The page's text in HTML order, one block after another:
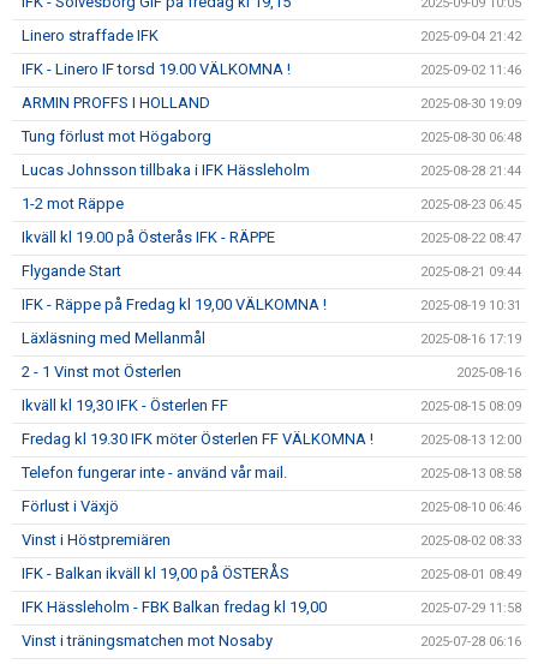
Linero straffade IFK 2025-09-04 21:42
IFK - Linero IF torsd 19.00 VÄLKOMNA ! 2025-09-02 11:46
ARMIN PROFFS I HOLLAND 2025-08-30 19:09
Tung förlust mot Högaborg 2025-08-30 06:48
Lucas Johnsson tillbaka i IFK Hässleholm 2025-08-28 21:44
1-2 mot Räppe 2025-08-23 06:45
Ikväll kl 19.00 på Österås IFK - RÄPPE 2025-08-22 08:47
Flygande Start 2025-08-21 09:44
IFK - Räppe på Fredag kl 19,00 VÄLKOMNA ! 2025-08-19 10:31
Läxläsning med Mellanmål 2025-08-16 17:19
2 - 1 Vinst mot Österlen 2025-08-16
Ikväll kl 19,30 IFK - Österlen FF 2025-08-15 08:09
Fredag kl 19.30 IFK möter Österlen FF VÄLKOMNA ! 2025-08-13 12:00
Telefon fungerar inte - använd vår mail. 2025-08-13 08:58
Förlust i Växjö 2025-08-10 06:46
Vinst i Höstpremiären 2025-08-02 08:33
IFK - Balkan ikväll kl 19,00 på ÖSTERÅS 2025-08-01 08:49
IFK Hässleholm - FBK Balkan fredag kl 19,00 2025-07-29 11:58
Vinst i träningsmatchen mot Nosaby 2025-07-28 06:16